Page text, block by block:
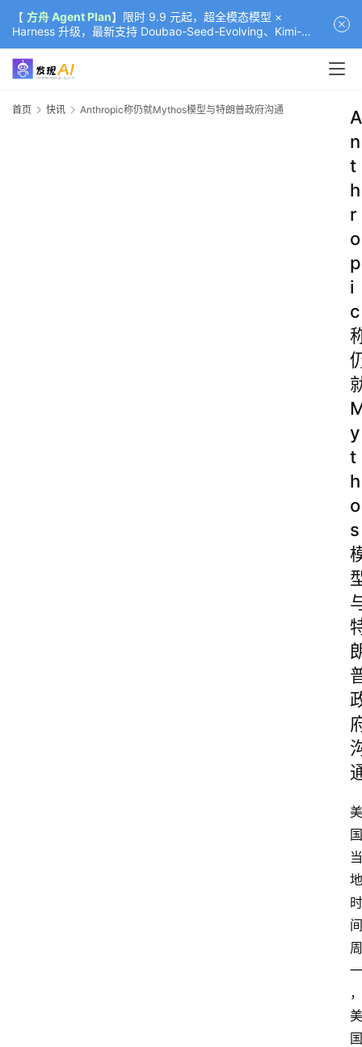
【 方舟 Agent Plan】限时 9.9 元起，超全模态模型 ×
Harness 升级，最新支持 Doubao-Seed-Evolving、Kimi-
K3（部分）、GLM-5.2
首页 快讯 Anthropic称仍就Mythos模型与特朗普政府沟通
A
n
t
h
r
o
p
i
c
y
t
h
o
s
美
国
当
地
时
间
周
一
，
美
国